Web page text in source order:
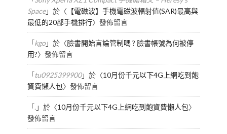
Space」於〈 【電磁波】手機電磁波輻射值(SAR)最高與
最低的20部手機排行〉發佈留言
「kgo」於〈臉書開始言論管制嗎 ? 臉書帳號為何被停
用?〉發佈留言
「tu0925399900」於〈10月份千元以下4G上網吃到飽
資費懶人包〉發佈留言
「.」於〈10月份千元以下4G上網吃到飽資費懶人包〉
發佈留言